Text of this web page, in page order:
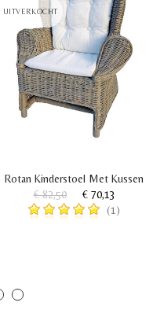
UITVERKOCHT
Rotan Kinderstoel Met Kussen
€ 82,50
€ 70,13
(1)